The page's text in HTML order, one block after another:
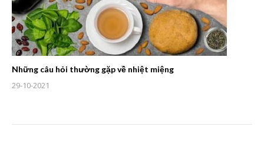
Những câu hỏi thường gặp về nhiệt miệng
29-10-2021